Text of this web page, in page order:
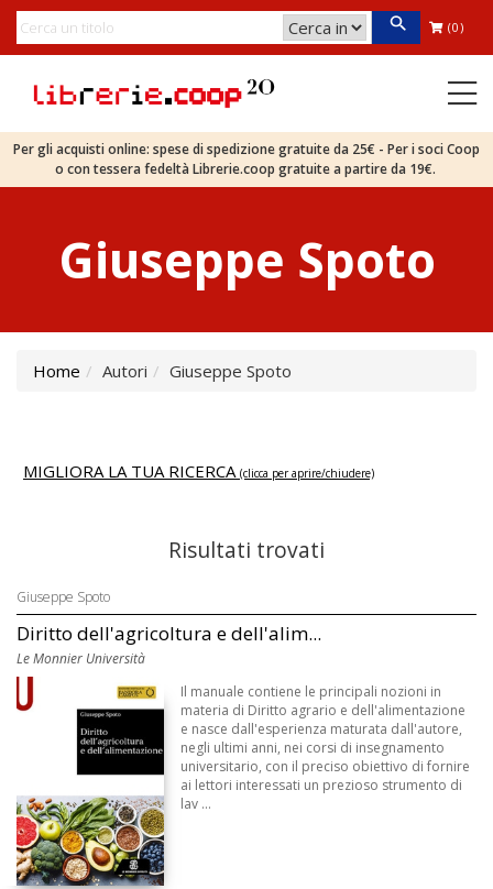
(0)
Per gli acquisti online: spese di spedizione gratuite da 25€ - Per i soci Coop
o con tessera fedeltà Librerie.coop gratuite a partire da 19€.
Giuseppe Spoto
Home Autori Giuseppe Spoto
MIGLIORA LA TUA RICERCA (clicca per aprire/chiudere)
Risultati trovati
Giuseppe Spoto
Diritto dell'agricoltura e dell'alim...
Le Monnier Università
Il manuale contiene le principali nozioni in
materia di Diritto agrario e dell'alimentazione
e nasce dall'esperienza maturata dall'autore,
negli ultimi anni, nei corsi di insegnamento
universitario, con il preciso obiettivo di fornire
ai lettori interessati un prezioso strumento di
lav ...